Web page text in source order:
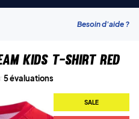
Besoin d'aide ?
Kids T-shirt Red
5 évaluations
SALE
SALE